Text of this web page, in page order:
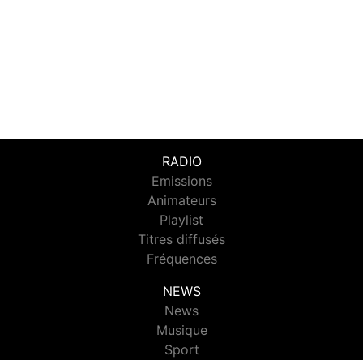
RADIO
Emissions
Animateurs
Playlist
Titres diffusés
Fréquences
NEWS
News
Musique
Sport